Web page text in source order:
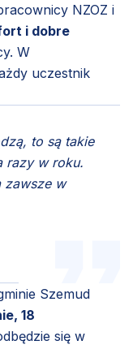
NZOZ i
i dobre
W
uczestnik
to są takie
razy w roku.
zawsze w
Szemud
18
się w